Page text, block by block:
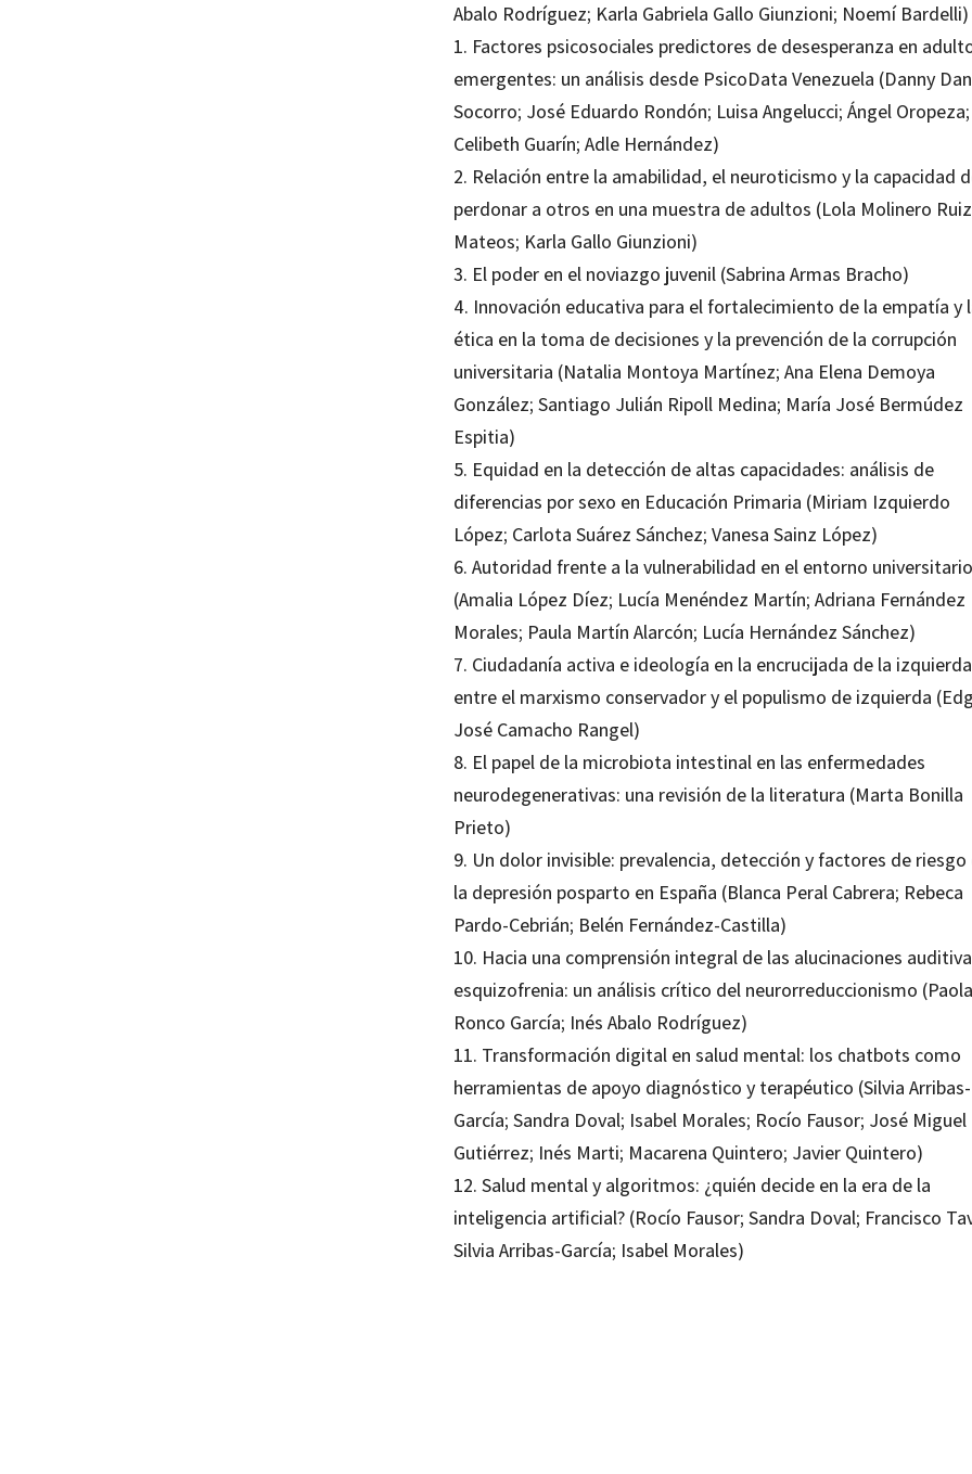
Abalo Rodríguez; Karla Gabriela Gallo Giunzioni; Noemí Bardelli)
1. Factores psicosociales predictores de desesperanza en
emergentes: un análisis desde PsicoData Venezuela (Danny
Socorro; José Eduardo Rondón; Luisa Angelucci; Ángel Oropeza;
Celibeth Guarín; Adle Hernández)
2. Relación entre la amabilidad, el neuroticismo y la capacidad
perdonar a otros en una muestra de adultos (Lola Molinero
Mateos; Karla Gallo Giunzioni)
3. El poder en el noviazgo juvenil (Sabrina Armas Bracho)
4. Innovación educativa para el fortalecimiento de la empatía y
ética en la toma de decisiones y la prevención de la corrupción
universitaria (Natalia Montoya Martínez; Ana Elena Demoya
González; Santiago Julián Ripoll Medina; María José Bermúdez
Espitia)
5. Equidad en la detección de altas capacidades: análisis de
diferencias por sexo en Educación Primaria (Miriam Izquierdo
López; Carlota Suárez Sánchez; Vanesa Sainz López)
6. Autoridad frente a la vulnerabilidad en el entorno universitario
(Amalia López Díez; Lucía Menéndez Martín; Adriana Fernández
Morales; Paula Martín Alarcón; Lucía Hernández Sánchez)
7. Ciudadanía activa e ideología en la encrucijada de la
entre el marxismo conservador y el populismo de izquierda
José Camacho Rangel)
8. El papel de la microbiota intestinal en las enfermedades
neurodegenerativas: una revisión de la literatura (Marta Bonilla
Prieto)
9. Un dolor invisible: prevalencia, detección y factores de riesgo
la depresión posparto en España (Blanca Peral Cabrera; Rebeca
Pardo-Cebrián; Belén Fernández-Castilla)
10. Hacia una comprensión integral de las alucinaciones
esquizofrenia: un análisis crítico del neurorreduccionismo (Paola
Ronco García; Inés Abalo Rodríguez)
11. Transformación digital en salud mental: los chatbots como
herramientas de apoyo diagnóstico y terapéutico (Silvia Arribas-
García; Sandra Doval; Isabel Morales; Rocío Fausor; José Miguel
Gutiérrez; Inés Marti; Macarena Quintero; Javier Quintero)
12. Salud mental y algoritmos: ¿quién decide en la era de la
inteligencia artificial? (Rocío Fausor; Sandra Doval; Francisco
Silvia Arribas-García; Isabel Morales)